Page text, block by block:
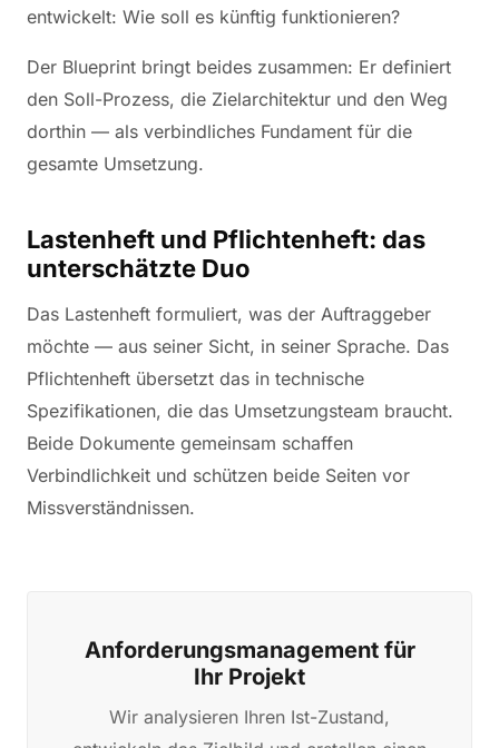
entwickelt: Wie soll es künftig funktionieren?
Der Blueprint bringt beides zusammen: Er definiert
den Soll-Prozess, die Zielarchitektur und den Weg
dorthin — als verbindliches Fundament für die
gesamte Umsetzung.
Lastenheft und Pflichtenheft: das
unterschätzte Duo
Das Lastenheft formuliert, was der Auftraggeber
möchte — aus seiner Sicht, in seiner Sprache. Das
Pflichtenheft übersetzt das in technische
Spezifikationen, die das Umsetzungsteam braucht.
Beide Dokumente gemeinsam schaffen
Verbindlichkeit und schützen beide Seiten vor
Missverständnissen.
Anforderungsmanagement für
Ihr Projekt
Wir analysieren Ihren Ist-Zustand,